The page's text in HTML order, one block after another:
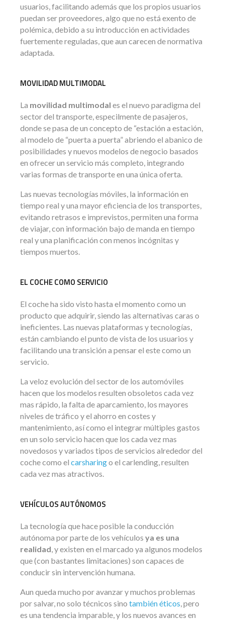
usuarios, facilitando además que los propios usuarios
puedan ser proveedores, algo que no está exento de
polémica, debido a su introducción en actividades
fuertemente reguladas, que aun carecen de normativa
adaptada.
MOVILIDAD MULTIMODAL
La movilidad multimodal es el nuevo paradigma del
sector del transporte, especilmente de pasajeros,
donde se pasa de un concepto de “estación a estación,
al modelo de “puerta a puerta” abriendo el abanico de
posibilidades y nuevos modelos de negocio basados
en ofrecer un servicio más completo, integrando
varias formas de transporte en una única oferta.
Las nuevas tecnologías móviles, la información en
tiempo real y una mayor eficiencia de los transportes,
evitando retrasos e imprevistos, permiten una forma
de viajar, con información bajo de manda en tiempo
real y una planificación con menos incógnitas y
tiempos muertos.
EL COCHE COMO SERVICIO
El coche ha sido visto hasta el momento como un
producto que adquirir, siendo las alternativas caras o
ineficientes. Las nuevas plataformas y tecnologías,
están cambiando el punto de vista de los usuarios y
facilitando una transición a pensar el este como un
servicio.
La veloz evolución del sector de los automóviles
hacen que los modelos resulten obsoletos cada vez
mas rápido, la falta de aparcamiento, los mayores
niveles de tráfico y el ahorro en costes y
mantenimiento, así como el integrar múltiples gastos
en un solo servicio hacen que los cada vez mas
novedosos y variados tipos de servicios alrededor del
coche como el carsharingo el carlending, resulten
cada vez mas atractivos.
VEHÍCULOS AUTÓNOMOS
La tecnología que hace posible la conducción
autónoma por parte de los vehículos ya es una
realidad, y existen en el marcado ya algunos modelos
que (con bastantes limitaciones) son capaces de
conducir sin intervención humana.
Aun queda mucho por avanzar y muchos problemas
por salvar, no solo técnicos sino también éticos, pero
es una tendencia imparable, y los nuevos avances en